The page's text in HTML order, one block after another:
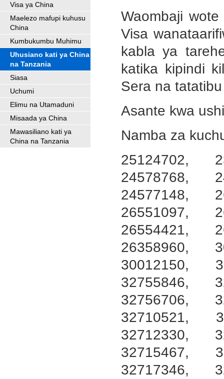
Visa ya China
Maelezo mafupi kuhusu
China
Kumbukumbu Muhimu
Uhusiano kati ya China
na Tanzania
Siasa
Uchumi
Elimu na Utamaduni
Misaada ya China
Mawasiliano kati ya
China na Tanzania
Waombaji
Visa
kabla ya
katika kipindi
Sera na
Asante kwa
Namba za
25124702,
24578768,
24577148,
26551097,
26554421,
26358960,
30012150,
32755846,
32756706,
32710521,
32712330,
32715467,
32717346,